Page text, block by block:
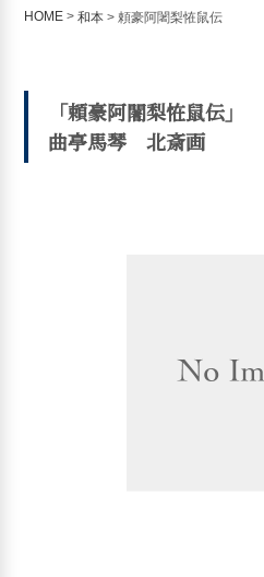
HOME >和本 > 頼豪阿闍梨恠鼠伝
「頼豪阿闍梨恠鼠伝」
曲亭馬琴 北斎画